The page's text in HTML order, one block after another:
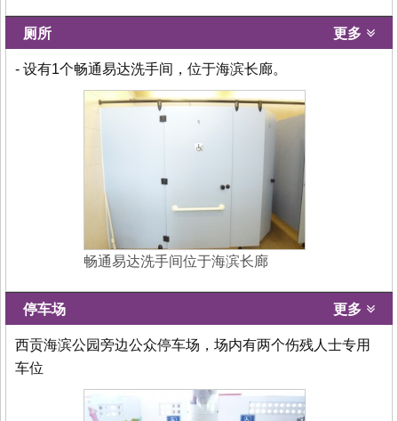
厕所 更多
- 设有1个畅通易达洗手间，位于海滨长廊。
畅通易达洗手间位于海滨长廊
停车场 更多
西贡海滨公园旁边公众停车场，场内有两个伤残人士专用
车位